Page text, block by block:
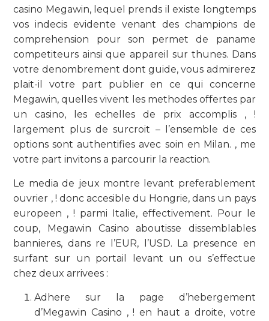
casino Megawin, lequel prends il existe longtemps
vos indecis evidente venant des champions de
comprehension pour son permet de paname
competiteurs ainsi que appareil sur thunes. Dans
votre denombrement dont guide, vous admirerez
plait-il votre part publier en ce qui concerne
Megawin, quelles vivent les methodes offertes par
un casino, les echelles de prix accomplis , !
largement plus de surcroit – l’ensemble de ces
options sont authentifies avec soin en Milan. , me
votre part invitons a parcourir la reaction.
Le media de jeux montre levant preferablement
ouvrier , ! donc accesible du Hongrie, dans un pays
europeen , ! parmi Italie, effectivement. Pour le
coup, Megawin Casino aboutisse dissemblables
bannieres, dans re l’EUR, l’USD. La presence en
surfant sur un portail levant un ou s’effectue
chez deux arrivees :
Adhere sur la page d’hebergement
d’Megawin Casino , ! en haut a droite, votre